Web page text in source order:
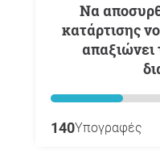
Να αποσυρθεί το νέο μοντέλο
κατάρτισης
απαξιώνει
140Υπογραφές